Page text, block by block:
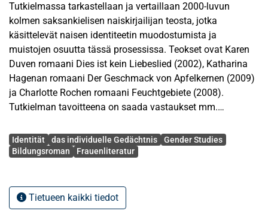
Tutkielmassa tarkastellaan ja vertaillaan 2000-luvun
kolmen saksankielisen naiskirjailijan teosta, jotka
käsittelevät naisen identiteetin muodostumista ja
muistojen osuutta tässä prosessissa. Teokset ovat Karen
Duven romaani Dies ist kein Liebeslied (2002), Katharina
Hagenan romaani Der Geschmack von Apfelkernen (2009)
ja Charlotte Rochen romaani Feuchtgebiete (2008).
Tutkielman tavoitteena on saada vastaukset mm.
muodostuvat teoksissa ja mitkä seikat vaikuttavat
identiteetin muodostumiseen (esim. ympäristö, yksilön
kerrontatavat eroavat toisistaan ja miten naisen
identiteetin muodostumisprosessia kuvataan.
Avainsanat
Identität das individuelle Gedächtnis
Gender Studies
Bildungsroman
Frauenliteratur
Tietueen kaikki tiedot